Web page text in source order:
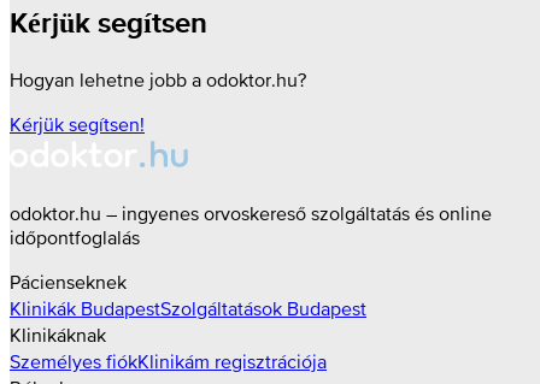
Kérjük segítsen
Hogyan lehetne jobb a odoktor.hu?
Kérjük segítsen!
odoktor.hu – ingyenes orvoskereső szolgáltatás és online
időpontfoglalás
Pácienseknek
Klinikák BudapestSzolgáltatások Budapest
Klinikáknak
Személyes fiókKlinikám regisztrációja